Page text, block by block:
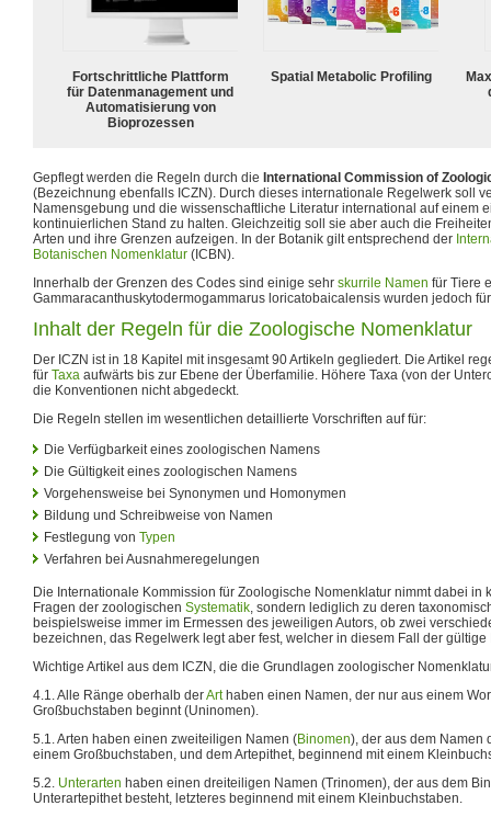
Fortschrittliche Plattform
für Datenmanagement und
Automatisierung von
Bioprozessen
Spatial Metabolic Profiling
Gepflegt werden die Regeln durch die International Commission of
(Bezeichnung ebenfalls ICZN). Durch dieses internationale Regelwerk soll
Namensgebung und die wissenschaftliche Literatur international auf einem
kontinuierlichen Stand zu halten. Gleichzeitig soll sie aber auch die
Arten und ihre Grenzen aufzeigen. In der Botanik gilt entsprechend der
Botanischen Nomenklatur (ICBN).
Innerhalb der Grenzen des Codes sind einige sehr skurrile Namen für Tiere
Gammaracanthuskytodermogammarus loricatobaicalensis wurden jedoch
Inhalt der Regeln für die Zoologische Nomenklatur
Der ICZN ist in 18 Kapitel mit insgesamt 90 Artikeln gegliedert. Die Artikel
für Taxa aufwärts bis zur Ebene der Überfamilie. Höhere Taxa (von der
die Konventionen nicht abgedeckt.
Die Regeln stellen im wesentlichen detaillierte Vorschriften auf für:
Die Verfügbarkeit eines zoologischen Namens
Die Gültigkeit eines zoologischen Namens
Vorgehensweise bei Synonymen und Homonymen
Bildung und Schreibweise von Namen
Festlegung von Typen
Verfahren bei Ausnahmeregelungen
Die Internationale Kommission für Zoologische Nomenklatur nimmt dabei in
Fragen der zoologischen Systematik, sondern lediglich zu deren
beispielsweise immer im Ermessen des jeweiligen Autors, ob zwei
bezeichnen, das Regelwerk legt aber fest, welcher in diesem Fall der gültige
Wichtige Artikel aus dem ICZN, die die Grundlagen zoologischer
4.1. Alle Ränge oberhalb derArthaben einen Namen, der nur aus einem
Großbuchstaben beginnt (Uninomen).
5.1. Arten haben einen zweiteiligen Namen (Binomen), der aus dem Namen
einem Großbuchstaben, und dem Artepithet, beginnend mit einem
5.2. Unterarten haben einen dreiteiligen Namen (Trinomen), der aus dem
Unterartepithet besteht, letzteres beginnend mit einem Kleinbuchstaben.